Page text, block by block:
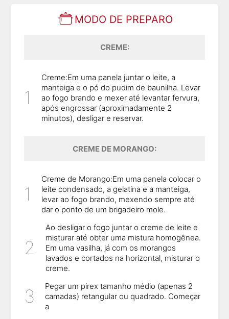
MODO DE PREPARO
CREME:
Creme:Em uma panela juntar o leite, a
manteiga e o pó do pudim de baunilha. Levar
ao fogo brando e mexer até levantar fervura,
após engrossar (aproximadamente 2
minutos), desligar e reservar.
CREME DE MORANGO:
Creme de Morango:Em uma panela colocar o
leite condensado, a gelatina e a manteiga,
levar ao fogo brando, mexendo sempre até
dar o ponto de um brigadeiro mole.
Ao desligar o fogo juntar o creme de leite e
misturar até obter uma mistura homogênea.
Em uma vasilha, já com os morangos
lavados e cortados na horizontal, misturar o
creme.
Pegar um pirex tamanho médio (apenas 2
camadas) retangular ou quadrado. Começar
a